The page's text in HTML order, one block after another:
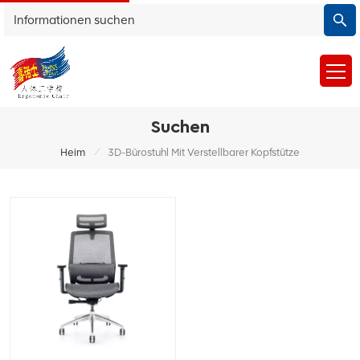
Suchen
Heim / 3D-Bürostuhl Mit Verstellbarer Kopfstütze